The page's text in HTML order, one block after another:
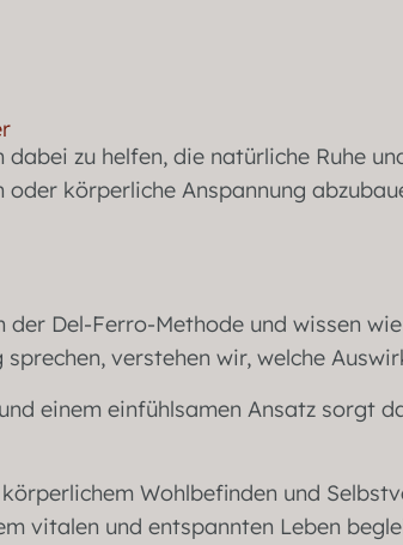
zu helfen, die natürliche Ruhe
körperliche Anspannung
der Del-Ferro-Methode und wissen
verstehen wir, welche
einem einfühlsamen Ansatz sorgt
Wohlbefinden und
vitalen und entspannten Leben